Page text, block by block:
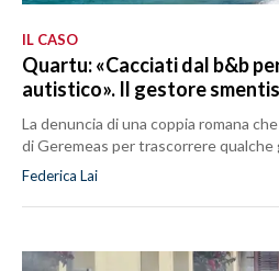
IL CASO
Quartu: «Cacciati dal b&b
autistico». Il gestore
La denuncia di una coppia romana
di Geremeas per trascorrere qualche
Federica Lai